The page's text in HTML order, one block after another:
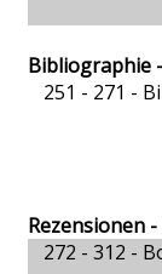
Bibliographie
251 - 271 -
Rezensionen
272 - 312 -